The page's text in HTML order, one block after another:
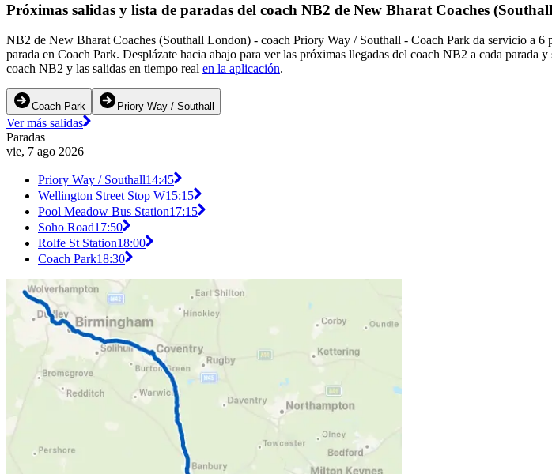
Próximas salidas y lista de paradas del coach NB2 de New Bharat Coaches
NB2 de New Bharat Coaches (Southall London) - coach Priory Way / Southall - Coach Park da servicio a
parada en Coach Park. Desplázate hacia abajo para ver las próximas llegadas del coach NB2 a cada
coach NB2 y las salidas en tiempo real en la aplicación.
Coach Park Priory Way / Southall
Ver más salidas
Paradas
vie, 7 ago 2026
Priory Way / Southall14:45
Wellington Street Stop W15:15
Pool Meadow Bus Station17:15
Soho Road17:50
Rolfe St Station18:00
Coach Park18:30